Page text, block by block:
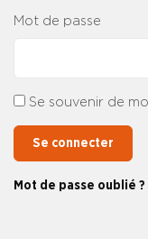
Mot de passe
Se souvenir de
Se connecter
Mot de passe oublié ?